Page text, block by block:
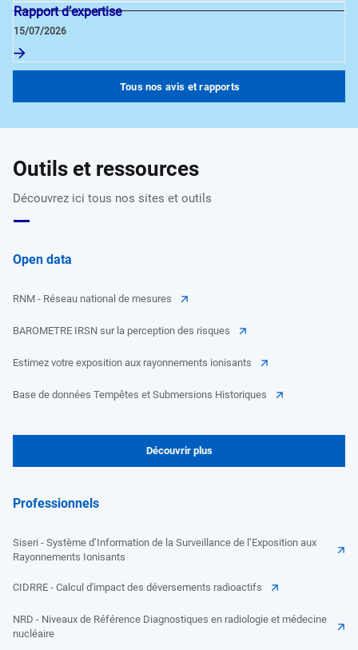
Rapport d’expertise
15/07/2026
Tous nos avis et rapports
Outils et ressources
Découvrez ici tous nos sites et outils
Open data
RNM - Réseau national de mesures
BAROMETRE IRSN sur la perception des risques
Estimez votre exposition aux rayonnements ionisants
Base de données Tempêtes et Submersions Historiques
Découvrir plus
Professionnels
Siseri - Système d’Information de la Surveillance de l’Exposition aux
Rayonnements Ionisants
CIDRRE - Calcul d'impact des déversements radioactifs
NRD - Niveaux de Référence Diagnostiques en radiologie et médecine
nucléaire